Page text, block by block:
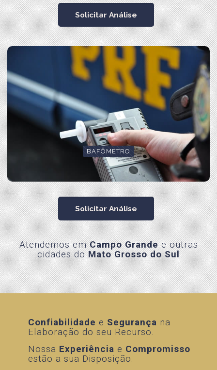
Solicitar Análise
BAFÔMETRO
Solicitar Análise
Atendemos emCampo Grandee outras
cidades doMato Grosso do Sul
Confiabilidade eSegurançana
Elaboração do seu Recurso.
estão a sua Disposição.
Confiabilidade e Segurança na
Elaboração do seu Recurso.
Nossa Experiência e Compromisso
estão a sua Disposição.